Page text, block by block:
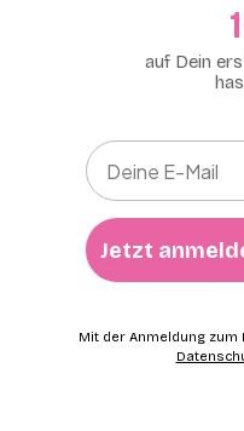
auf Dein
Jetzt
Mit der Anmeldung